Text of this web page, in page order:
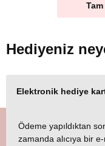
Tam
Hediyeniz
Elektronik hediye
Ödeme yapıldıktan
zamanda alıcıya bir